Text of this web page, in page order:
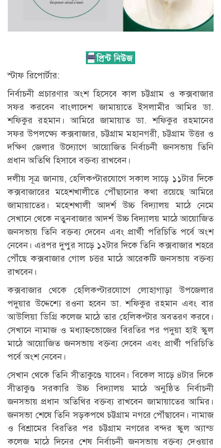
স্টাফ রিপোর্টার:
নির্বাচনী প্রচারণার অংশ হিসেবে কাল চট্টগ্রাম ও কক্সবাজার
সফর করবেন বাংলাদেশ জামায়াতে ইসলামীর আমির ডা.
শফিকুর রহমান। আমিরে জামায়াত ডা. শফিকুর রহমানের
সফর উপলক্ষ্যে কক্সবাজার, চট্টগ্রাম মহানগরী, চট্টগ্রাম উত্তর ও
দক্ষিণ জেলার উদ্যোগে আয়োজিত নির্বাচনী জনসভায় তিনি
প্রধান অতিথি হিসাবে বক্তব্য রাখবেন।
দলীয় সূত্র জানায়, হেলিকপ্টারযোগে সকাল সাড়ে ১১টার দিকে
কক্সবাজারের মহেশখালীতে পৌঁছানোর কথা রয়েছে আমিরে
জামায়াতের। মহেশখালী আদর্শ উচ্চ বিদ্যালয় মাঠে নেমে
সেখানে থেকে নতুনবাজার আদর্শ উচ্চ বিদ্যালয় মাঠে আয়োজিত
জনসভায় তিনি বক্তব্য দেবেন এবং প্রার্থী পরিচিতি পর্বে অংশ
নেবেন। এরপর দুপুর সাড়ে ১২টার দিকে তিনি কক্সবাজার শহরে
পৌঁছে কক্সবাজার গোল চত্তর মাঠে আরেকটি জনসভায় বক্তব্য
রাখবেন।
কক্সবাজার থেকে হেলিকপ্টারযোগে লোহাগাড়া উপজেলার
পদুয়ার উদ্দেশ্যে রওনা হবেন ডা. শফিকুর রহমান এবং বার
আউলিয়া ডিগ্রি কলেজ মাঠে তার হেলিকপ্টার অবতরণ করবে।
সেখানে নামাজ ও মধ্যাহ্নভোজের বিরতির পর পদুয়া হাই স্কুল
মাঠে আয়োজিত জনসভায় বক্তব্য দেবেন এবং প্রার্থী পরিচিতি
পর্বে অংশ নেবেন।
সেখান থেকে তিনি সীতাকুণ্ডে যাবেন। বিকেল সাড়ে ৪টার দিকে
সীতাকুণ্ড সরকারি উচ্চ বিদ্যালয় মাঠে অনুষ্ঠিত নির্বাচনী
জনসভায় প্রধান অতিথির বক্তব্য রাখবেন জামায়াতের আমির।
জনসভা শেষে তিনি সড়কপথে চট্টগ্রাম নগরে পৌঁছাবেন। নামাজ
ও বিশ্রামের বিরতির পর চট্টগ্রাম নগরের বন্দর স্কুল অ্যান্ড
কলেজ মাঠে দিনের শেষ নির্বাচনী জনসভায় বক্তব্য দেওয়ার